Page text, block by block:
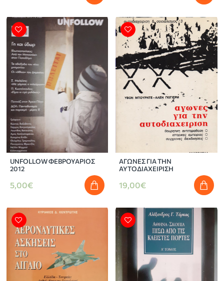
UNFOLLOW ΦΕΒΡΟΥΑΡΙΟΣ
2012
5,00€
ΑΓΩΝΕΣ ΓΙΑ ΤΗΝ
ΑΥΤΟΔΙΑΧΕΙΡΙΣΗ
19,00€